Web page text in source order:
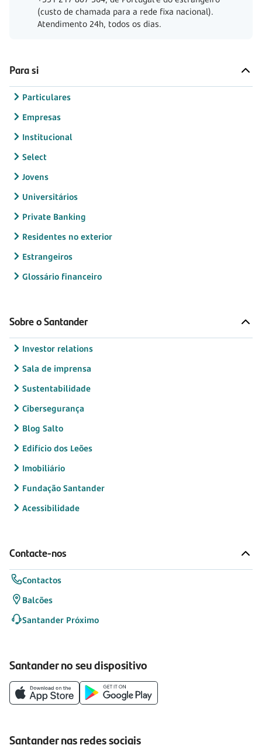
(custo de chamada para a rede fixa nacional).
Atendimento 24h, todos os dias.
Para si
Particulares
Empresas
Institucional
Select
Jovens
Universitários
Private Banking
Residentes no exterior
Estrangeiros
Glossário financeiro
Sobre o Santander
Investor relations
Sala de imprensa
Sustentabilidade
Cibersegurança
Blog Salto
Edifício dos Leões
Imobiliário
Fundação Santander
Acessibilidade
Contacte-nos
Contactos
Balcões
Santander Próximo
Santander no seu dispositivo
Santander nas redes sociais